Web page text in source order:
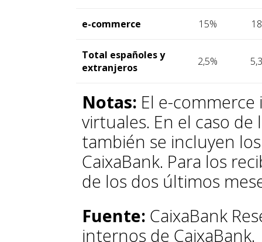
e-commerce 15%
Total españoles y
extranjeros
2,5%
Notas: El e-commerce
virtuales. En el caso
también se incluyen
CaixaBank. Para los
de los dos últimos
Fuente: CaixaBank
internos de CaixaBank.